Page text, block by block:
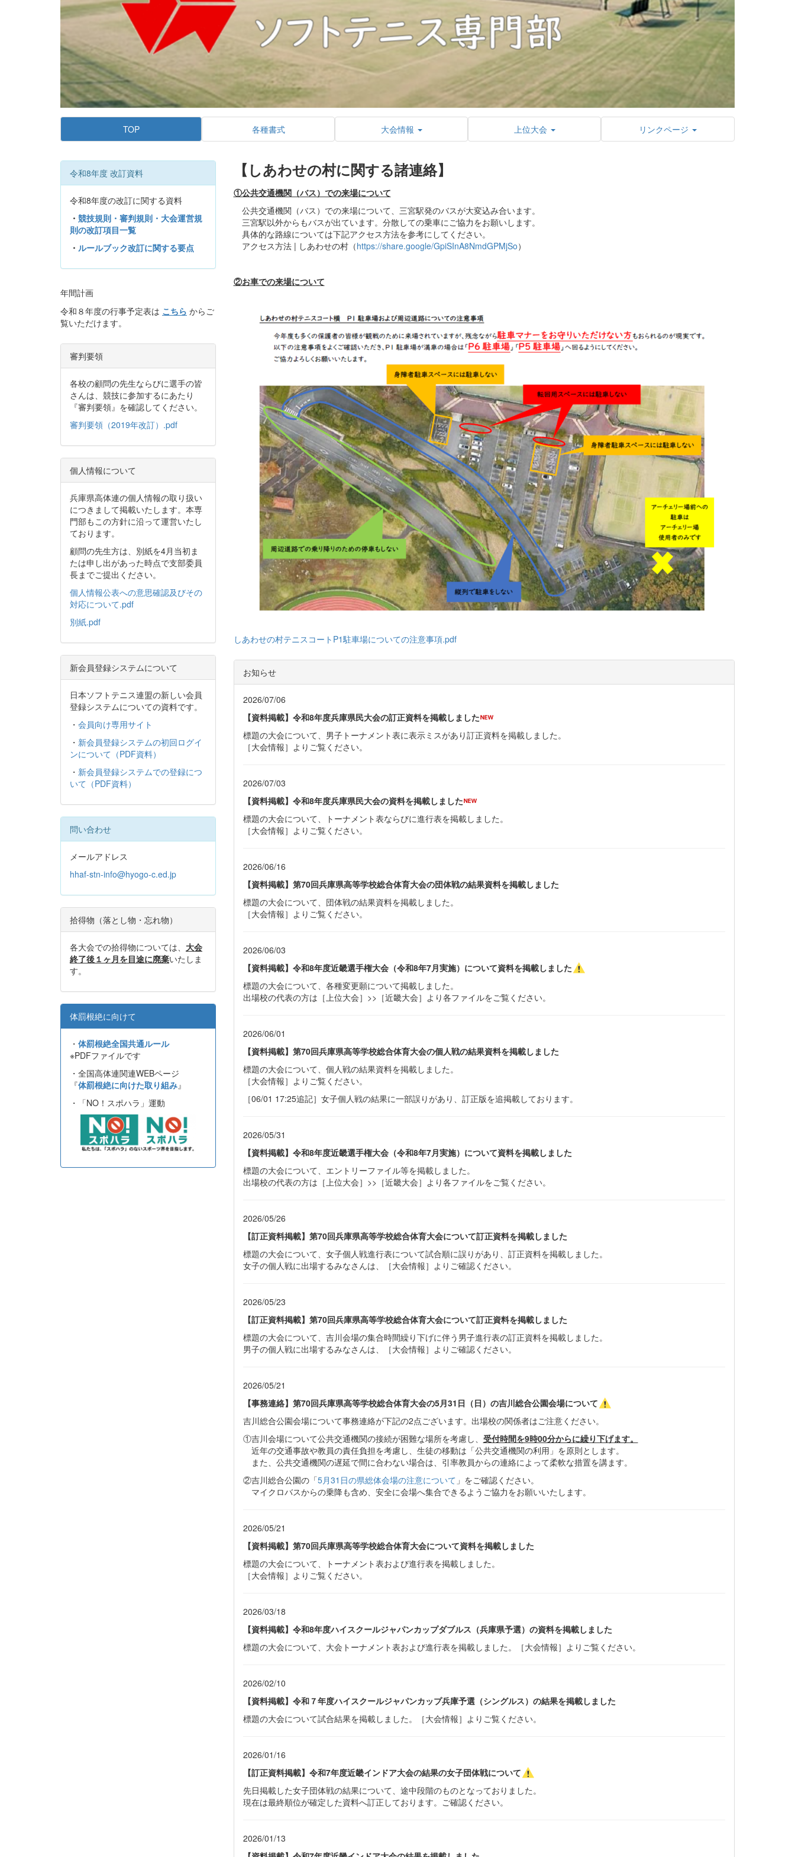
TOP 各種書式 大会情報 上位大会 リンクページ
【しあわせの村に関する諸連絡】
①公共交通機関（バス）での来場について
公共交通機関（バス）での来場について、三宮駅発のバスが大変込み合います。
三宮駅以外からもバスが出ています。分散しての乗車にご協力をお願いします。
具体的な路線については下記アクセス方法を参考にしてください。
アクセス方法 | しあわせの村（https://share.google/GpiSInA8NmdGPMjSo）
②お車での来場について
しあわせの村テニスコートP1駐車場についての注意事項.pdf
お知らせ
2026/07/06
【資料掲載】令和8年度兵庫県民大会の訂正資料を掲載しました
標題の大会について、男子トーナメント表に表示ミスがあり訂正資料を掲載しました。
［大会情報］よりご覧ください。
2026/07/03
【資料掲載】令和8年度兵庫県民大会の資料を掲載しました
標題の大会について、トーナメント表ならびに進行表を掲載しました。
［大会情報］よりご覧ください。
2026/06/16
【資料掲載】第70回兵庫県高等学校総合体育大会の団体戦の結果資料を掲載しました
標題の大会について、団体戦の結果資料を掲載しました。
［大会情報］よりご覧ください。
2026/06/03
【資料掲載】令和8年度近畿選手権大会（令和8年7月実施）について資料を掲載しました
標題の大会について、各種変更願について掲載しました。
出場校の代表の方は［上位大会］>>［近畿大会］より各ファイルをご覧ください。
2026/06/01
【資料掲載】第70回兵庫県高等学校総合体育大会の個人戦の結果資料を掲載しました
標題の大会について、個人戦の結果資料を掲載しました。
［大会情報］よりご覧ください。
［06/01 17:25追記］女子個人戦の結果に一部誤りがあり、訂正版を追掲載しております。
2026/05/31
【資料掲載】令和8年度近畿選手権大会（令和8年7月実施）について資料を掲載しました
標題の大会について、エントリーファイル等を掲載しました。
出場校の代表の方は［上位大会］>>［近畿大会］より各ファイルをご覧ください。
2026/05/26
【訂正資料掲載】第70回兵庫県高等学校総合体育大会について訂正資料を掲載しました
標題の大会について、女子個人戦進行表について試合順に誤りがあり、訂正資料を掲載しました。
女子の個人戦に出場するみなさんは、［大会情報］よりご確認ください。
2026/05/23
【訂正資料掲載】第70回兵庫県高等学校総合体育大会について訂正資料を掲載しました
標題の大会について、吉川会場の集合時間繰り下げに伴う男子進行表の訂正資料を掲載しました。
男子の個人戦に出場するみなさんは、［大会情報］よりご確認ください。
2026/05/21
【事務連絡】第70回兵庫県高等学校総合体育大会の5月31日（日）の吉川総合公園会場について
吉川総合公園会場について事務連絡が下記の2点ございます。出場校の関係者はご注意ください。
①吉川会場について公共交通機関の接続が困難な場所を考慮し、 受付時間を9時00分からに繰り下げます。
近年の交通事故や教員の責任負担を考慮し、生徒の移動は「公共交通機関の利用」を原則とします。
また、公共交通機関の遅延で間に合わない場合は、引率教員からの連絡によって柔軟な措置を講ます。
②吉川総合公園の「5月31日の県総体会場の注意について 」をご確認ください。
マイクロバスからの乗降も含め、安全に会場へ集合できるようご協力をお願いいたします。
2026/05/21
【資料掲載】第70回兵庫県高等学校総合体育大会について資料を掲載しました
標題の大会について、トーナメント表および進行表を掲載しました。
［大会情報］よりご覧ください。
2026/03/18
【資料掲載】令和8年度ハイスクールジャパンカップダブルス（兵庫県予選）の資料を掲載しました
標題の大会について、大会トーナメント表および進行表を掲載しました。［大会情報］よりご覧ください。
2026/02/10
【資料掲載】令和７年度ハイスクールジャパンカップ兵庫予選（シングルス）の結果を掲載しました
標題の大会について試合結果を掲載しました。［大会情報］よりご覧ください。
2026/01/16
【訂正資料掲載】令和7年度近畿インドア大会の結果の女子団体戦について
先日掲載した女子団体戦の結果について、途中段階のものとなっておりました。
現在は最終順位が確定した資料へ訂正しております。ご確認ください。
2026/01/13
令和8年度 改訂資料
令和8年度の改訂に関する資料
・ 競技規則・審判規則・大会運営規
則の改訂項目一覧
・ ルールブック改訂に関する要点
年間計画
令和８年度の行事予定表は こちら からご
覧いただけます。
審判要領
各校の顧問の先生ならびに選手の皆
さんは、競技に参加するにあたり
『審判要領』を確認してください。
審判要領（2019年改訂）.pdf
個人情報について
兵庫県高体連の個人情報の取り扱い
につきまして掲載いたします。本専
門部もこの方針に沿って運営いたし
ております。
顧問の先生方は、別紙を4月当初ま
たは申し出があった時点で支部委員
長までご提出ください。
個人情報公表への意思確認及びその
対応について.pdf
別紙.pdf
新会員登録システムについて
日本ソフトテニス連盟の新しい会員
登録システムについての資料です。
・ 会員向け専用サイト
・ 新会員登録システムの初回ログイ
ンについて（PDF資料）
・ 新会員登録システムでの登録につ
いて（PDF資料）
問い合わせ
メールアドレス
hhaf-stn-info@hyogo-c.ed.jp
拾得物（落とし物・忘れ物）
各大会での拾得物については、 大会
終了後１ヶ月を目途に廃棄いたしま
す。
体罰根絶に向けて
・ 体罰根絶全国共通ルール
※PDFファイルです
・全国高体連関連WEBページ
『体罰根絶に向けた取り組み』
・「NO！スポハラ」運動